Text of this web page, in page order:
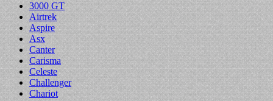
3000 GT
Airtrek
Aspire
Asx
Canter
Carisma
Celeste
Challenger
Chariot